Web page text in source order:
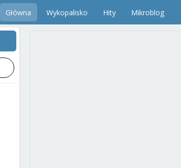
Główna Wykopalisko Hity Mikroblog